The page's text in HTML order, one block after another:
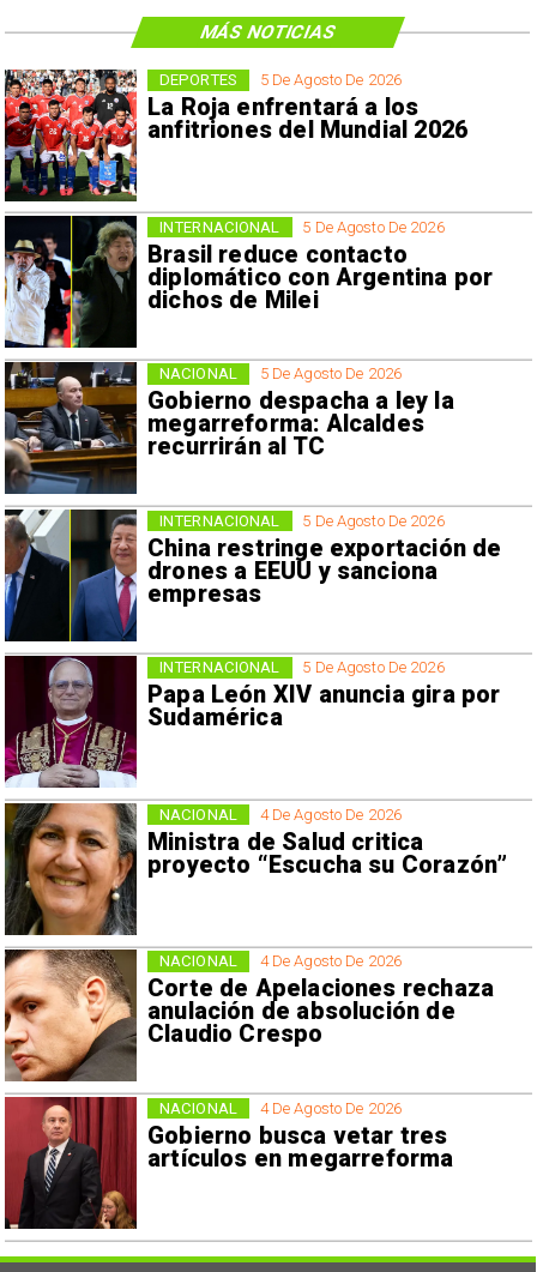
5 De Agosto De 2026
La Roja enfrentará a los
anfitriones del Mundial 2026
DEPORTES
5 De Agosto De 2026
Brasil reduce contacto
diplomático con Argentina por
dichos de Milei
INTERNACIONAL
5 De Agosto De 2026
Gobierno despacha a ley la
megarreforma: Alcaldes
recurrirán al TC
NACIONAL
5 De Agosto De 2026
China restringe exportación de
drones a EEUU y sanciona
empresas
INTERNACIONAL
5 De Agosto De 2026
Papa León XIV anuncia gira por
Sudamérica
INTERNACIONAL
4 De Agosto De 2026
Ministra de Salud critica
proyecto “Escucha su Corazón”
NACIONAL
4 De Agosto De 2026
Corte de Apelaciones rechaza
anulación de absolución de
Claudio Crespo
NACIONAL
4 De Agosto De 2026
Gobierno busca vetar tres
artículos en megarreforma
NACIONAL
MÁS NOTICIAS